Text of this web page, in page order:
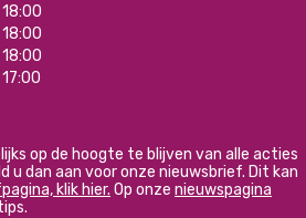
op de hoogte te blijven van alle acties
u dan aan voor onze nieuwsbrief. Dit kan
klik hier. Op onze nieuwspagina